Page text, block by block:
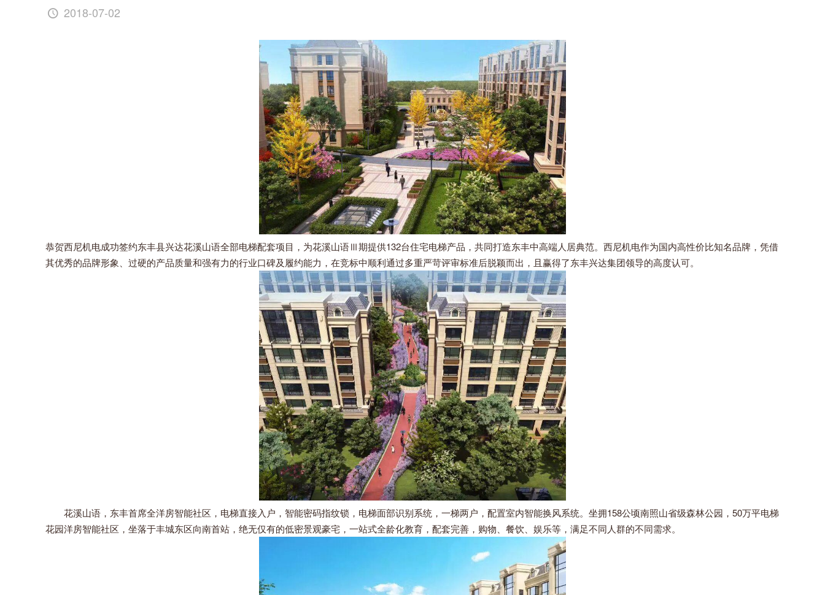
2018-07-02
恭贺西尼机电成功签约东丰县兴达花溪山语全部电梯配套项目，为花溪山语Ⅲ期提供132台住宅电梯产品，共同打造东丰中高端人居典范。西尼机电作为国内高性价比知名品牌，凭借
其优秀的品牌形象、过硬的产品质量和强有力的行业口碑及履约能力，在竞标中顺利通过多重严苛评审标准后脱颖而出，且赢得了东丰兴达集团领导的高度认可。
花溪山语，东丰首席全洋房智能社区，电梯直接入户，智能密码指纹锁，电梯面部识别系统，一梯两户，配置室内智能换风系统。坐拥158公顷南照山省级森林公园，50万平电梯
花园洋房智能社区，坐落于丰城东区向南首站，绝无仅有的低密景观豪宅，一站式全龄化教育，配套完善，购物、餐饮、娱乐等，满足不同人群的不同需求。